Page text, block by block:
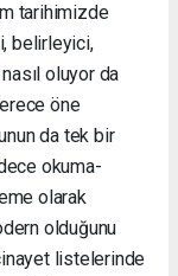
tarihimizde
belirleyici,
oluyor da
öne
da tek bir
okuma-
olarak
olduğunu
listelerinde